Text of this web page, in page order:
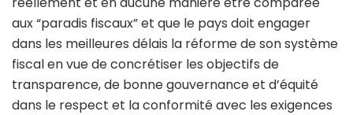
aux “paradis fiscaux” et que le pays doit engager
dans les meilleures délais la réforme de son système
fiscal en vue de concrétiser les objectifs de
transparence, de bonne gouvernance et d’équité
dans le respect et la conformité avec les exigences